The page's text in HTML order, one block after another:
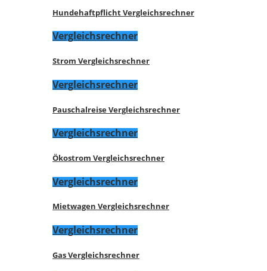
Hundehaftpflicht Vergleichsrechner
Vergleichsrechner
Strom Vergleichsrechner
Vergleichsrechner
Pauschalreise Vergleichsrechner
Vergleichsrechner
Ökostrom Vergleichsrechner
Vergleichsrechner
Mietwagen Vergleichsrechner
Vergleichsrechner
Gas Vergleichsrechner